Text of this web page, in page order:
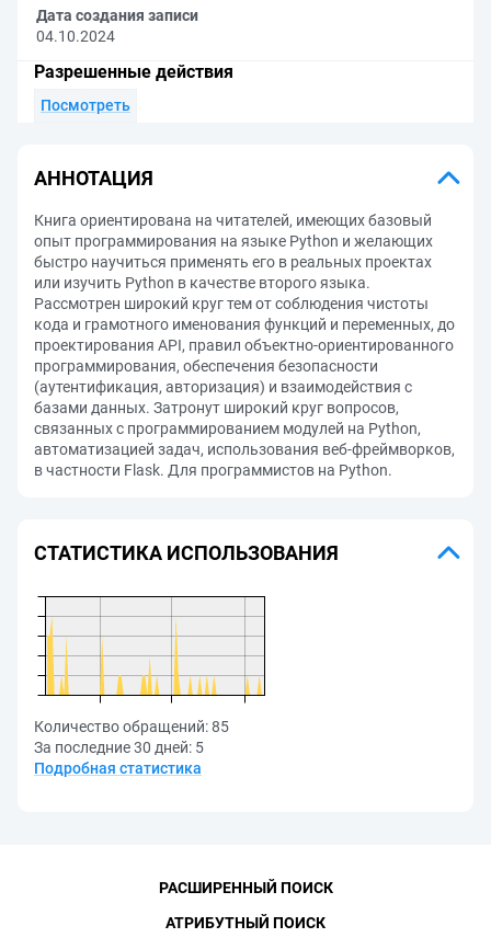
Дата создания записи
04.10.2024
Разрешенные действия
Посмотреть
АННОТАЦИЯ
Книга ориентирована на читателей, имеющих базовый
опыт программирования на языке Python и желающих
быстро научиться применять его в реальных проектах
или изучить Python в качестве второго языка.
Рассмотрен широкий круг тем от соблюдения чистоты
кода и грамотного именования функций и переменных, до
проектирования API, правил объектно-ориентированного
программирования, обеспечения безопасности
(аутентификация, авторизация) и взаимодействия с
базами данных. Затронут широкий круг вопросов,
связанных с программированием модулей на Python,
автоматизацией задач, использования веб-фреймворков,
в частности Flask. Для программистов на Python.
СТАТИСТИКА ИСПОЛЬЗОВАНИЯ
Количество обращений:85
За последние 30 дней: 5
Подробная статистика
РАСШИРЕННЫЙ ПОИСК
АТРИБУТНЫЙ ПОИСК